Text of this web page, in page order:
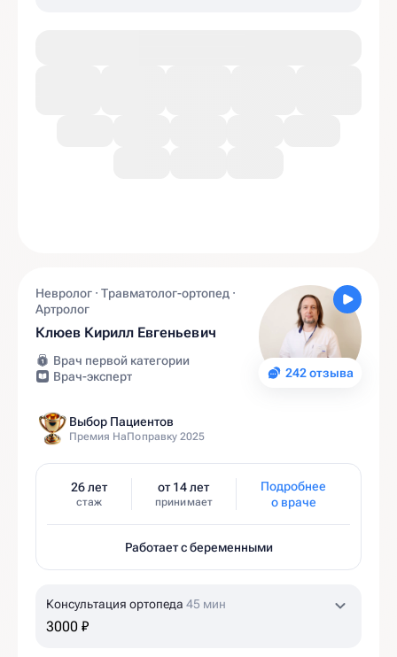
242 отзыва
Невролог · Травматолог-ортопед ·
Артролог
Клюев Кирилл Евгеньевич
Врач первой категории
Врач-эксперт
Выбор Пациентов
Премия НаПоправку 2025
26 лет
стаж
от 14 лет
принимает
Подробнее
о враче
Работает с беременными
Консультация ортопеда 45 мин
3000 ₽